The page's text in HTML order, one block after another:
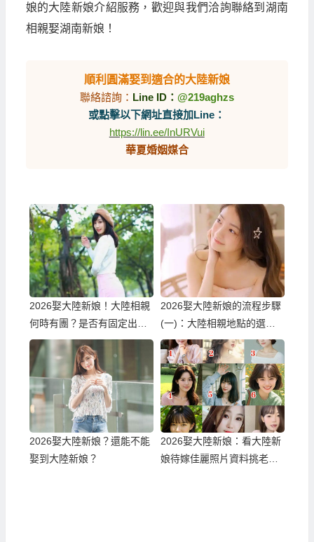
娘的大陸新娘介紹服務，歡迎與我們洽詢聯絡到湖南
相親娶湖南新娘！
順利圓滿娶到適合的大陸新娘
聯絡諮詢： Line ID： @219aghzs
或點擊以下網址直接加Line：
https://lin.ee/InURVui
華夏婚姻媒合
2026娶大陸新娘！大陸相親
何時有團？是否有固定出團
日期？
2026娶大陸新娘的流程步驟
(一)：大陸相親地點的選
擇！
2026娶大陸新娘？還能不能
娶到大陸新娘？
2026娶大陸新娘：看大陸新
娘待嫁佳麗照片資料挑老